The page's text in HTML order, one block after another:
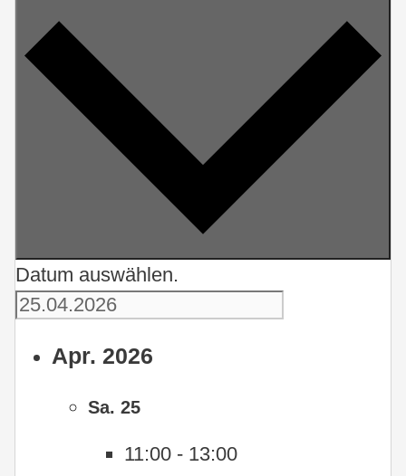
Datum auswählen.
Apr. 2026
Sa. 25
11:00 - 13:00